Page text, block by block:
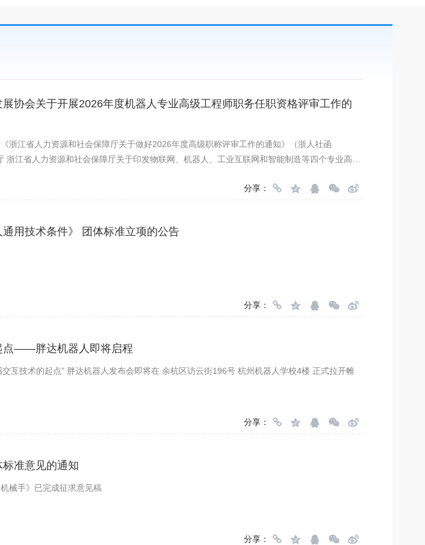
展协会关于开展2026年度机器人专业高级工程师职务任职资格评审工作的
浙江省人力资源和社会保障厅关于做好2026年度高级职称评审工作的通知》（浙人社函
浙江省人力资源和社会保障厅关于印发物联网、机器人、工业互联网和智能制造等四个专业高级
〔2025〕366号）及我省职称评审工作有关规定，现就2026年度全省机器人专业高级工程师职
分享：
用技术条件》 团体标准立项的公告
分享：
点——胖达机器人即将启程
分享：
准意见的通知
械手》已完成征求意见稿
分享：